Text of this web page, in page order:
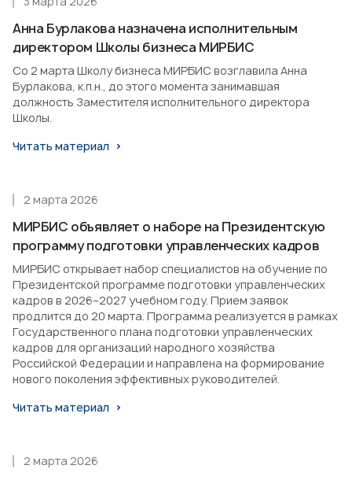
Анна Бурлакова назначена исполнительным
директором Школы бизнеса МИРБИС
Со 2 марта Школу бизнеса МИРБИС возглавила Анна
Бурлакова, к.п.н., до этого момента занимавшая
должность Заместителя исполнительного директора
Школы.
Читать материал
МИРБИС объявляет о наборе на Президентскую
программу подготовки управленческих кадров
2 марта 2026
МИРБИС открывает набор специалистов на обучение по
Президентской программе подготовки управленческих
кадров в 2026–2027 учебном году. Прием заявок
продлится до 20 марта. Программа реализуется в рамках
Государственного плана подготовки управленческих
кадров для организаций народного хозяйства
Российской Федерации и направлена на формирование
нового поколения эффективных руководителей.
Читать материал
2 марта 2026